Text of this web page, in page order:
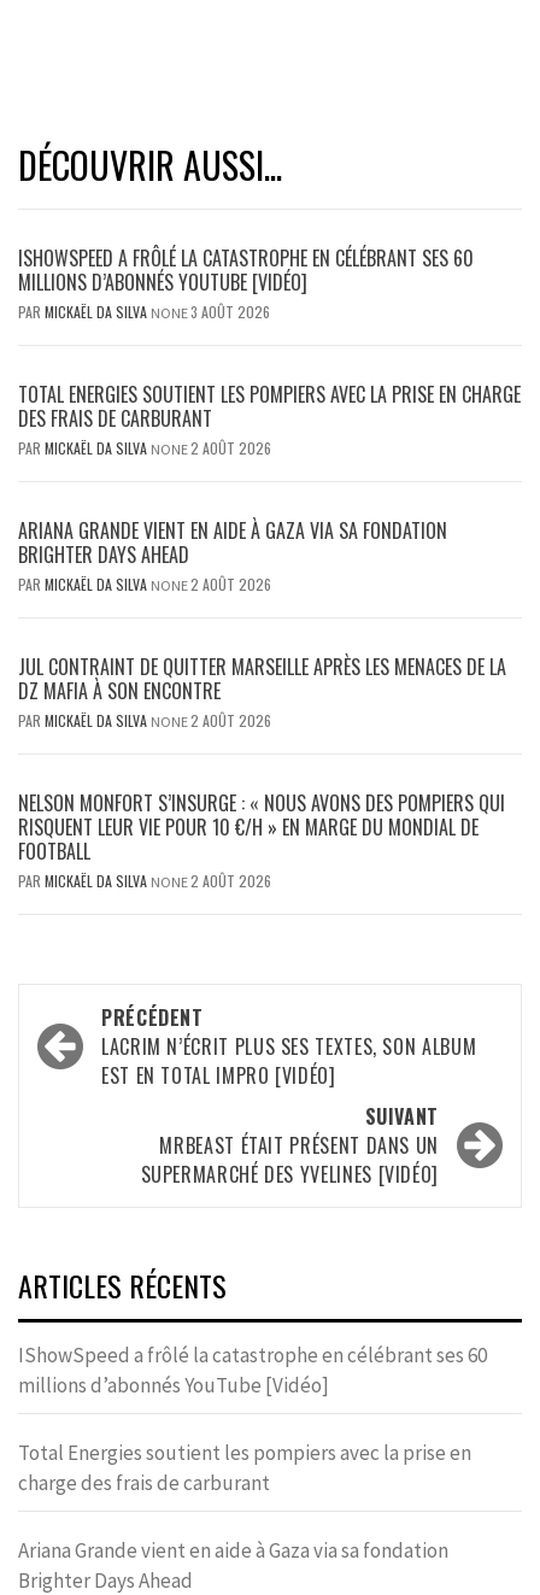
DÉCOUVRIR AUSSI...
ISHOWSPEED A FRÔLÉ LA CATASTROPHE EN CÉLÉBRANT SES 60
MILLIONS D’ABONNÉS YOUTUBE [VIDÉO]
PAR MICKAËL DA SILVA NONE3 AOÛT 2026
TOTAL ENERGIES SOUTIENT LES POMPIERS AVEC LA PRISE EN CHARGE
DES FRAIS DE CARBURANT
PAR MICKAËL DA SILVA NONE2 AOÛT 2026
ARIANA GRANDE VIENT EN AIDE À GAZA VIA SA FONDATION
BRIGHTER DAYS AHEAD
PAR MICKAËL DA SILVA NONE2 AOÛT 2026
JUL CONTRAINT DE QUITTER MARSEILLE APRÈS LES MENACES DE LA
DZ MAFIA À SON ENCONTRE
PAR MICKAËL DA SILVA NONE2 AOÛT 2026
NELSON MONFORT S’INSURGE : « NOUS AVONS DES POMPIERS QUI
RISQUENT LEUR VIE POUR 10 €/H » EN MARGE DU MONDIAL DE
FOOTBALL
PAR MICKAËL DA SILVA NONE2 AOÛT 2026
Navigation
d’article
PRÉCÉDENT
LACRIM N’ÉCRIT PLUS SES TEXTES, SON ALBUM
EST EN TOTAL IMPRO [VIDÉO]
SUIVANT
MRBEAST ÉTAIT PRÉSENT DANS UN
SUPERMARCHÉ DES YVELINES [VIDÉO]
ARTICLES RÉCENTS
IShowSpeed a frôlé la catastrophe en célébrant ses 60
millions d’abonnés YouTube [Vidéo]
Total Energies soutient les pompiers avec la prise en
charge des frais de carburant
Ariana Grande vient en aide à Gaza via sa fondation
Brighter Days Ahead